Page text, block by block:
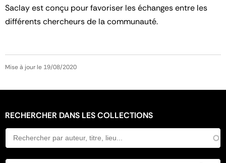
Saclay est conçu pour favoriser les échanges entre les
différents chercheurs de la communauté.
Mise à jour le 19/08/2020
RECHERCHER DANS LES COLLECTIONS